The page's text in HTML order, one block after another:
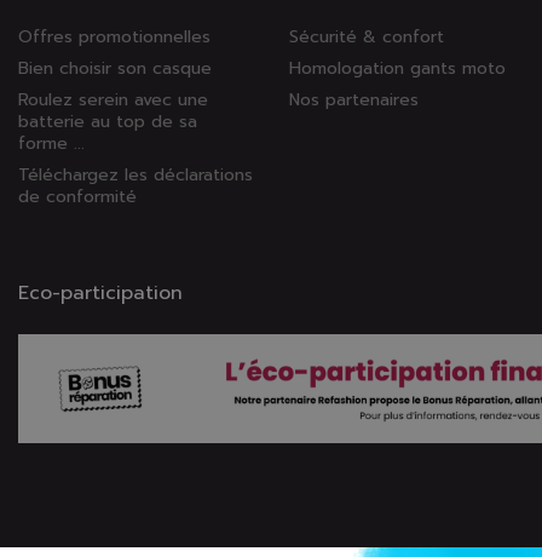
Offres promotionnelles
Bien choisir son casque
Roulez serein avec une
batterie au top de sa
forme ...
Téléchargez les déclarations
de conformité
Sécurité & confort
Homologation gants moto
Nos partenaires
Eco-participation